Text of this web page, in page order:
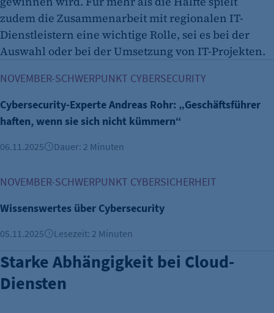
zudem die Zusammenarbeit mit regionalen IT-
Dienstleistern eine wichtige Rolle, sei es bei der
Auswahl oder bei der Umsetzung von IT-Projekten.
NOVEMBER-SCHWERPUNKT CYBERSECURITY
Cybersecurity-Experte Andreas Rohr: „Geschäftsführer
haften, wenn sie sich nicht kümmern“
06.11.2025 Dauer: 2 Minuten
NOVEMBER-SCHWERPUNKT CYBERSICHERHEIT
Wissenswertes über Cybersecurity
05.11.2025 Lesezeit: 2 Minuten
Starke Abhängigkeit bei Cloud-
Diensten